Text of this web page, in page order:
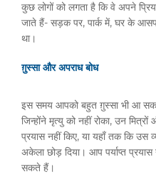
कुछ लोगों को लगता है कि वे अपने
जाते हैं- सड़क पर, पार्क में, घर के
था।
ग़ुस्सा और अपराध बोध
इस समय आपको बहुत ग़ुस्सा भी आ
जिन्होंने मृत्यु को नहीं रोका, उन मित्रों
प्रयास नहीं किए, या यहाँ तक ​​कि उस
अकेला छोड़ दिया। आप पर्याप्त
सकते हैं।